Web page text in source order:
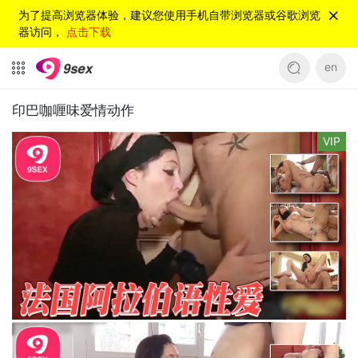
为了提高浏览器体验，建议您使用手机自带浏览器或谷歌浏览
器访问， 点击下载
en
印巴咖喱味爱情动作
VIP